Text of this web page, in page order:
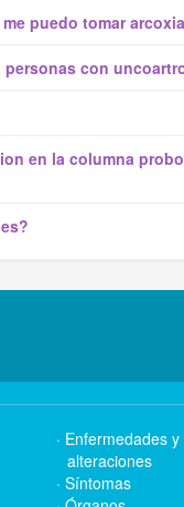
puedo tomar
personas con
en la columna
Enfermedades y
alteraciones
Síntomas